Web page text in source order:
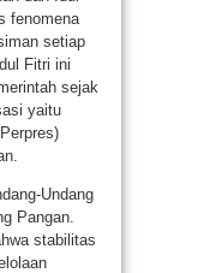
fenomena
setiap
Fitri ini
sejak
yaitu
Undang
Pangan.
stabilitas